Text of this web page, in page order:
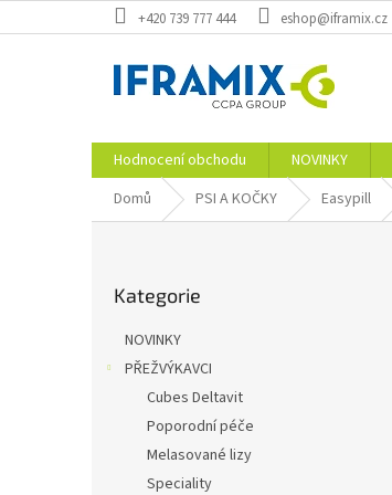
na
+420 739 777 444 eshop@iframix.cz
Hodnocení obchodu NOVINKY
Domů
PSI A KOČKY Easypill
kategorie
Kategorie
NOVINKY
PŘEŽVÝKAVCI
Cubes Deltavit
Poporodní péče
Melasované lizy
Speciality